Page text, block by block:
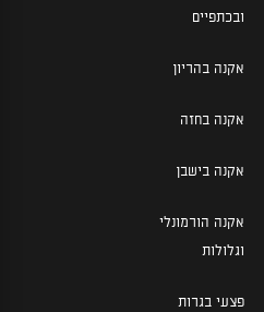
ובכתפיים
אקנה בהריון
אקנה בחזה
אקנה בישבן
אקנה הורמונלי
וגלולות
פצעי בגרות